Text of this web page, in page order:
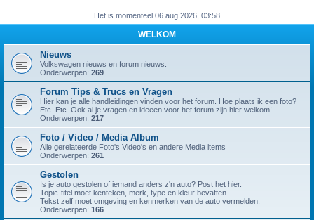
Het is momenteel 06 aug 2026, 03:58
WELKOM
Nieuws
Volkswagen nieuws en forum nieuws.
Onderwerpen: 269
Forum Tips & Trucs en Vragen
Hier kan je alle handleidingen vinden voor het forum. Hoe plaats ik een foto?
Etc. Etc. Ook al je vragen en ideeen voor het forum zijn hier welkom!
Onderwerpen: 217
Foto / Video / Media Album
Alle gerelateerde Foto's Video's en andere Media items
Onderwerpen: 261
Gestolen
Is je auto gestolen of iemand anders z'n auto? Post het hier.
Topic-titel moet kenteken, merk, type en kleur bevatten.
Tekst zelf moet omgeving en kenmerken van de auto vermelden.
Onderwerpen: 166